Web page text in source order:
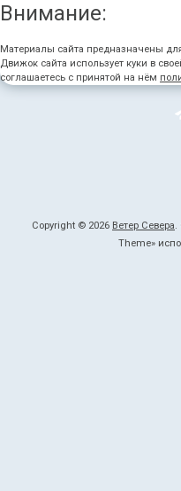
Внимание:
Материалы сайта предназначены
Движок сайта использует куки в
соглашаетесь с принятой на нём
Copyright © 2026 Ветер Севера.
Theme»